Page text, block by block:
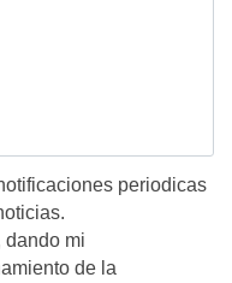
periodicas
dando mi
de la